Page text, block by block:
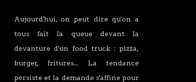
Aujourd'hui, on peut dire qu'on a
tous fait la queue devant la
devanture d'un food truck : pizza,
burger, fritures... La tendance
persiste et la demande s'affine pour